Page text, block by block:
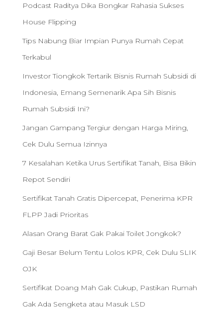
Podcast Raditya Dika Bongkar Rahasia Sukses
House Flipping
Tips Nabung Biar Impian Punya Rumah Cepat
Terkabul
Investor Tiongkok Tertarik Bisnis Rumah Subsidi di
Indonesia, Emang Semenarik Apa Sih Bisnis
Rumah Subsidi Ini?
Jangan Gampang Tergiur dengan Harga Miring,
Cek Dulu Semua Izinnya
7 Kesalahan Ketika Urus Sertifikat Tanah, Bisa Bikin
Repot Sendiri
Sertifikat Tanah Gratis Dipercepat, Penerima KPR
FLPP Jadi Prioritas
Alasan Orang Barat Gak Pakai Toilet Jongkok?
Gaji Besar Belum Tentu Lolos KPR, Cek Dulu SLIK
OJK
Sertifikat Doang Mah Gak Cukup, Pastikan Rumah
Gak Ada Sengketa atau Masuk LSD